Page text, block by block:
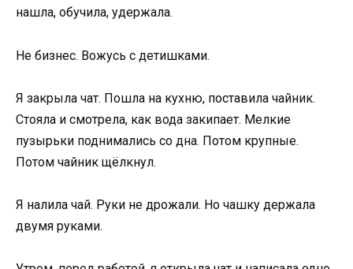
нашла, обучила, удержала.
Не бизнес. Вожусь с детишками.
Я закрыла чат. Пошла на кухню, поставила чайник.
Стояла и смотрела, как вода закипает. Мелкие
пузырьки поднимались со дна. Потом крупные.
Потом чайник щёлкнул.
Я налила чай. Руки не дрожали. Но чашку держала
двумя руками.